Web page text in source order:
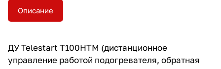
Описание
ДУ Telestart T100HTM (дистанционное
управление работой подогревателя, обратная